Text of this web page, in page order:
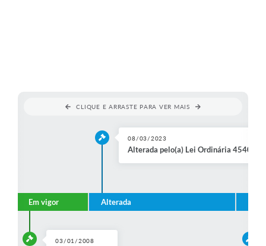
CLIQUE E ARRASTE PARA VER MAIS
Em vigor
03/01/2008
Alterada
08/03/2023
Alterada pelo(a) Lei Ordinária 4540